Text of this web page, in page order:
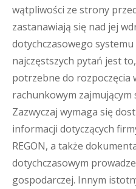
wątpliwości ze strony
zastanawiają się nad jej
dotychczasowego
najczęstszych pytań jest
potrzebne do rozpoczęcia
rachunkowym zajmującym
Zazwyczaj wymaga się
informacji dotyczących
REGON, a także
dotychczasowym
gospodarczej. Innym